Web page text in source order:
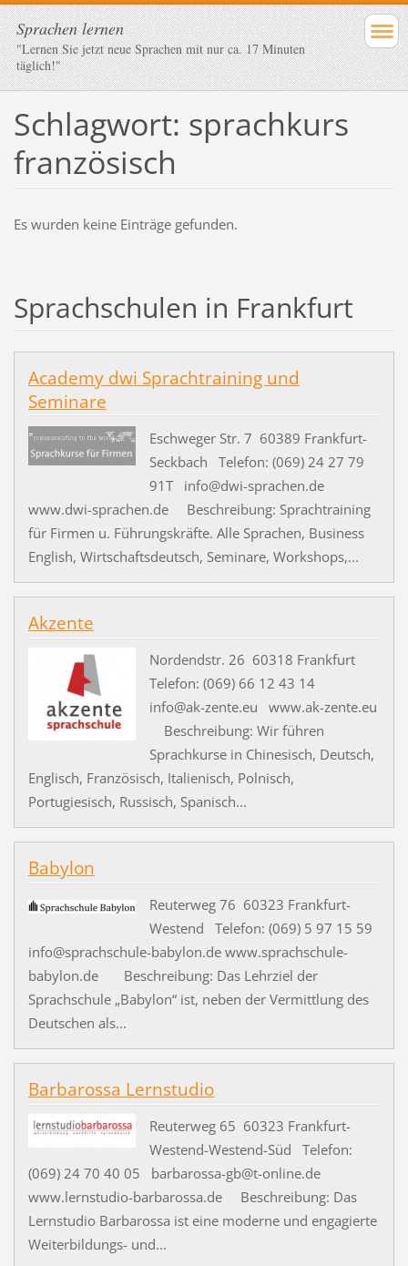
Sprachen lernen
"Lernen Sie jetzt neue Sprachen mit nur ca. 17 Minuten
täglich!"
Schlagwort: sprachkurs
französisch
Es wurden keine Einträge gefunden.
Sprachschulen in Frankfurt
Academy dwi Sprachtraining und
Seminare
Eschweger Str. 7 60389 Frankfurt-
Seckbach Telefon: (069) 24 27 79
91T info@dwi-sprachen.de
www.dwi-sprachen.de Beschreibung: Sprachtraining
für Firmen u. Führungskräfte. Alle Sprachen, Business
English, Wirtschaftsdeutsch, Seminare, Workshops,...
Akzente
Nordendstr. 26 60318 Frankfurt
Telefon: (069) 66 12 43 14
info@ak-zente.eu www.ak-zente.eu
Beschreibung: Wir führen
Sprachkurse in Chinesisch, Deutsch,
Englisch, Französisch, Italienisch, Polnisch,
Portugiesisch, Russisch, Spanisch...
Babylon
Reuterweg 76 60323 Frankfurt-
Westend Telefon: (069) 5 97 15 59
info@sprachschule-babylon.de www.sprachschule-
babylon.de Beschreibung: Das Lehrziel der
Sprachschule „Babylon“ ist, neben der Vermittlung des
Deutschen als...
Barbarossa Lernstudio
Reuterweg 65 60323 Frankfurt-
Westend-Westend-Süd Telefon:
(069) 24 70 40 05 barbarossa-gb@t-online.de
www.lernstudio-barbarossa.de Beschreibung: Das
Lernstudio Barbarossa ist eine moderne und engagierte
Weiterbildungs- und...